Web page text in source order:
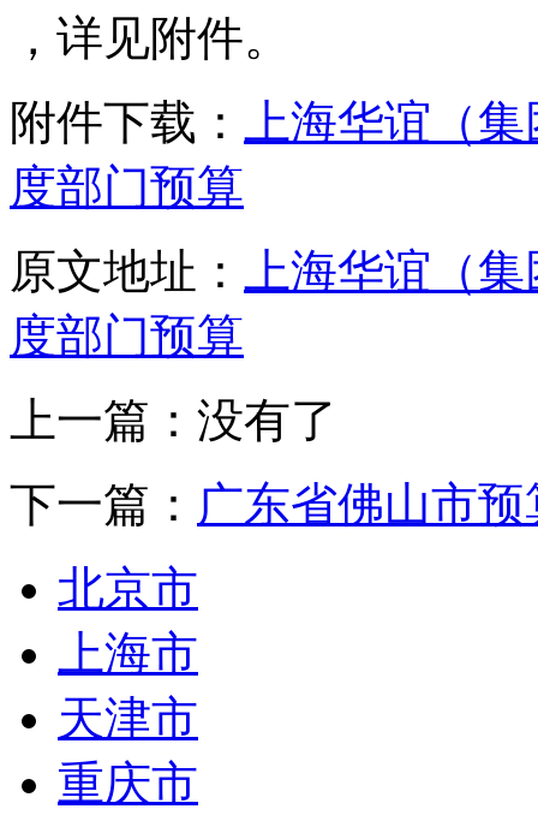
，详见附件。
附件下载：
上海华谊（
度部门预算
原文地址：
上海华谊（
度部门预算
上一篇：没有了
下一篇： 广东省佛山市
北京市
上海市
天津市
重庆市